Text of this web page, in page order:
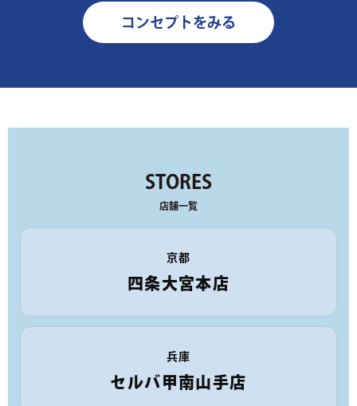
コンセプトをみる
STORES
店舗一覧
京都
四条大宮本店
兵庫
セルバ甲南山手店